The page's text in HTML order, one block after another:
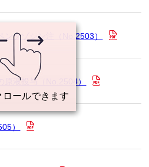
タゾシン注（No.2503）
液投与（No.2504）
）